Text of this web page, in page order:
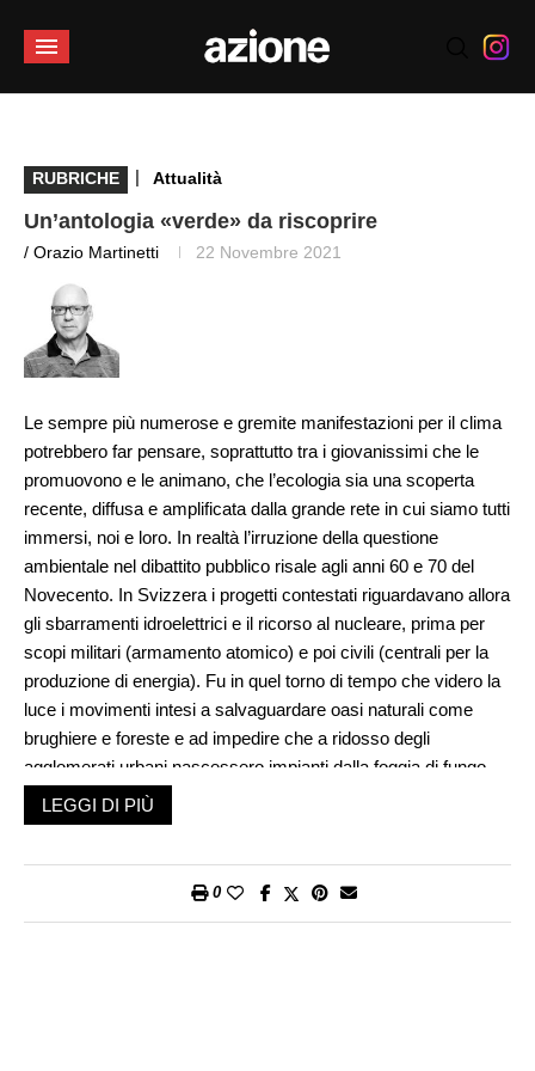
RUBRICHE | Attualità
Un’antologia «verde» da riscoprire
/ Orazio Martinetti 22 Novembre 2021
Le sempre più numerose e gremite manifestazioni per il clima
potrebbero far pensare, soprattutto tra i giovanissimi che le
promuovono e le animano, che l’ecologia sia una scoperta
recente, diffusa e amplificata dalla grande rete in cui siamo tutti
immersi, noi e loro. In realtà l’irruzione della questione
ambientale nel dibattito pubblico risale agli anni 60 e 70 del
Novecento. In Svizzera i progetti contestati riguardavano allora
gli sbarramenti idroelettrici e il ricorso al nucleare, prima per
scopi militari (armamento atomico) e poi civili (centrali per la
produzione di energia). Fu in quel torno di tempo che videro la
luce i movimenti intesi a salvaguardare oasi naturali come
brughiere e foreste e ad impedire che a ridosso degli
agglomerati urbani nascessero impianti dalla foggia di fungo
che inconsciamente rimandavano alle bombe sganciate dagli
americani sul Giappone nell’agosto del 1945.
questi movimenti apparivano poco strutturati e non inquadrabili
LEGGI DI PIÙ
0